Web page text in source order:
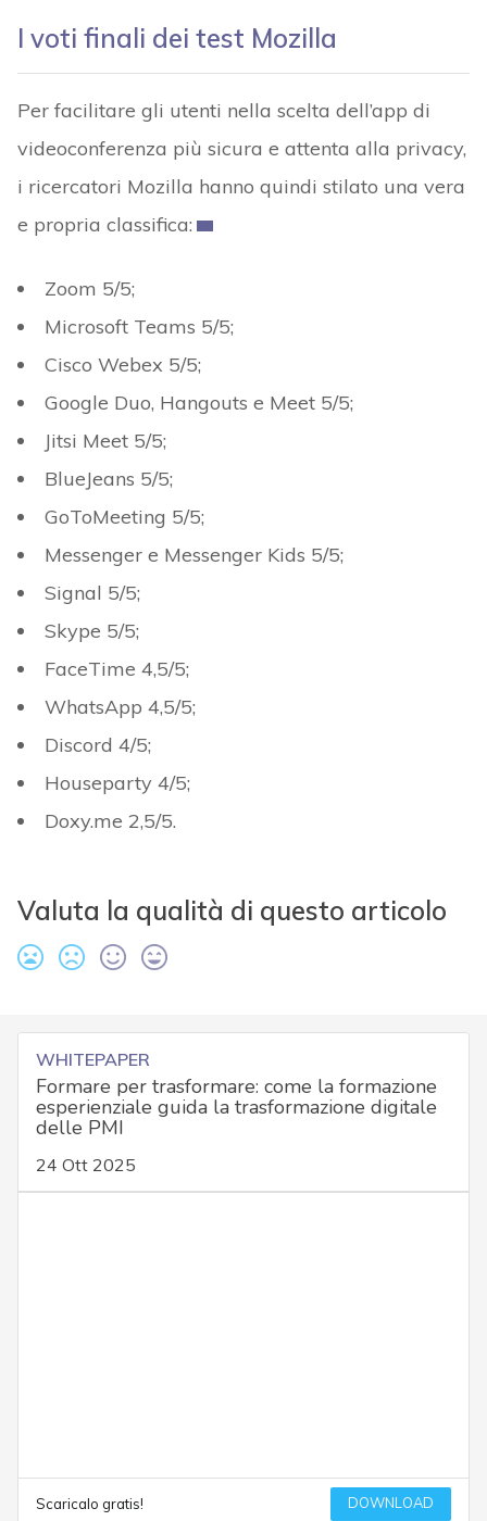
I voti finali dei test Mozilla
Per facilitare gli utenti nella scelta dell’app di
videoconferenza più sicura e attenta alla privacy,
i ricercatori Mozilla hanno quindi stilato una vera
e propria classifica:
Zoom 5/5;
Microsoft Teams 5/5;
Cisco Webex 5/5;
Google Duo, Hangouts e Meet 5/5;
Jitsi Meet 5/5;
BlueJeans 5/5;
GoToMeeting 5/5;
Messenger e Messenger Kids 5/5;
Signal 5/5;
Skype 5/5;
FaceTime 4,5/5;
WhatsApp 4,5/5;
Discord 4/5;
Houseparty 4/5;
Doxy.me 2,5/5.
Valuta la qualità di questo articolo
WHITEPAPER
Formare per trasformare: come la formazione
esperienziale guida la trasformazione digitale
delle PMI
24 Ott 2025
Scaricalo gratis! DOWNLOAD